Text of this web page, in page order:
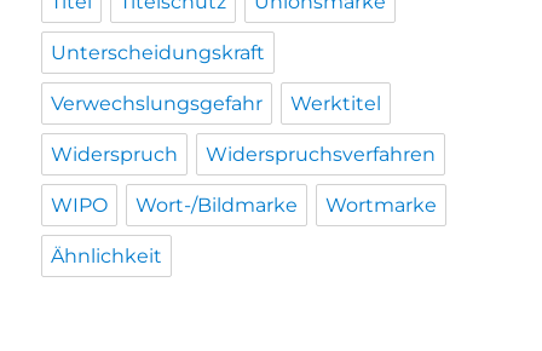
Unterscheidungskraft
Verwechslungsgefahr Werktitel
Widerspruch Widerspruchsverfahren
WIPO Wort-/Bildmarke Wortmarke
Ähnlichkeit